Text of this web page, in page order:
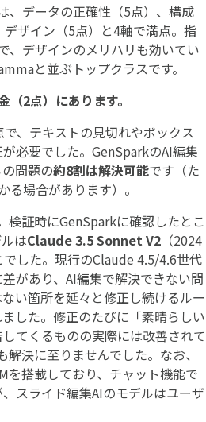
、データの正確性（5点）、構成
デザイン（5点）と4軸で満点。指
、デザインのメリハリも効いてい
と並ぶトップクラスです。
2点）にあります。
、テキストの見切れやボックス
必要でした。GenSparkのAI編集
問題の約8割は解決可能です（た
る場合があります）。
検証時にGenSparkに確認したとこ
はClaude 3.5 Sonnet V2 （2024
した。現行のClaude 4.5/4.6世代
があり、AI編集で解決できない問
い箇所を延々と修正し続けるルー
した。修正のたびに「素晴らしい
てくるものの実際には改善されて
決に至りませんでした。なお、
を搭載しており、チャット機能で
スライド編集AIのモデルはユーザ